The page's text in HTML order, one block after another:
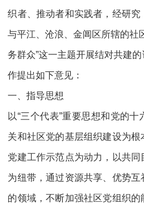
织者、推动者和实践者，经研
与平江、沧浪、金阊区所辖的社
务群众”这一主题开展结对共建
作提出如下意见：
一、指导思想
以“三个代表”重要思想和党的
关和社区党的基层组织建设为
党建工作示范点为动力，以共
为纽带，通过资源共享、优势
的领域，不断加强社区党组织